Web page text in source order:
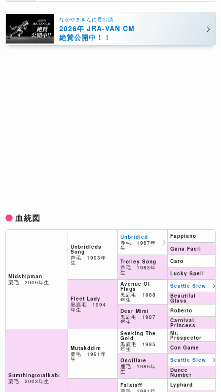
なかやまきんに君出演
2026年 JRA-VAN CM
絶賛公開中！！
血統図
Midshipman
栗毛 2006年生
Sumthingtotalkabt
栗毛 2003年生
Unbridleds
Song
芦毛 1993年
生
Fleet Lady
黒鹿毛 1994
年生
Mutakddim
栗毛 1991年
生
Unbridled
鹿毛 1987年
生
Trolley Song
芦毛 1983年
生
Avenue Of
Flags
黒鹿毛 1988
年生
Dear Mimi
黒鹿毛 1987
年生
Seeking The
Gold
黒鹿毛 1985
年生
Oscillate
鹿毛 1986年
生
Falstaff
Fappiano
Gana Facil
Caro
Lucky Spell
Seattle Slew
Beautiful
Glass
Roberto
Carnival
Princess
Mr.
Prospector
Con Game
Seattle Slew
Dance
Number
Lyphard